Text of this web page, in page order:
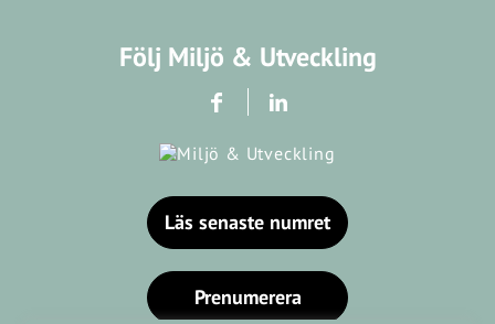
Följ Miljö & Utveckling
Läs senaste numret
Prenumerera